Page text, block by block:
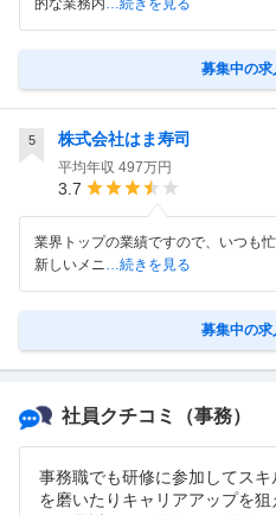
的な業務内…続きを見る
募集中の求
5 株式会社はま寿司
平均年収 497万円
3.7
業界トップの業績ですので、いつも
新しいメニ
…続きを見る
募集中の求
社員クチコミ （事務）
事務職でも研修に参加してスキ
を磨いたりキャリアアップを狙